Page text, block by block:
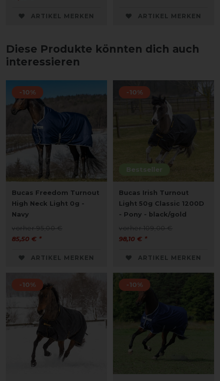
ARTIKEL MERKEN ARTIKEL MERKEN
Diese Produkte könnten dich auch
interessieren
-10%
Bucas Freedom Turnout
High Neck Light 0g -
Navy
vorher 95,00 €
85,50 € *
ARTIKEL MERKEN
Bestseller
-10%
Bucas Irish Turnout
Light 50g Classic 1200D
- Pony - black/gold
vorher 109,00 €
98,10 € *
ARTIKEL MERKEN
-10% -10%